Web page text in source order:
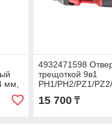
мм,
4932471598
трещоткой 9в1
PH1/PH2/PZ1/
плоская 0.8 x5,5мм
Milwaukee
15 700₸